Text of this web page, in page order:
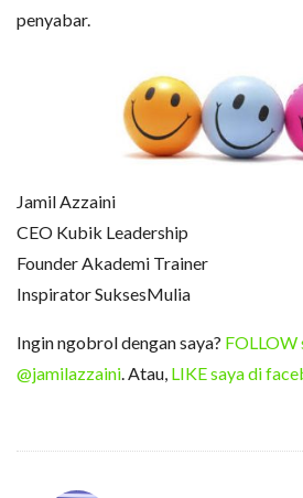
penyabar.
Jamil Azzaini
CEO Kubik Leadership
Founder Akademi Trainer
Inspirator SuksesMulia
Ingin ngobrol dengan saya? FOLLOW
@jamilazzaini . Atau, LIKE saya di